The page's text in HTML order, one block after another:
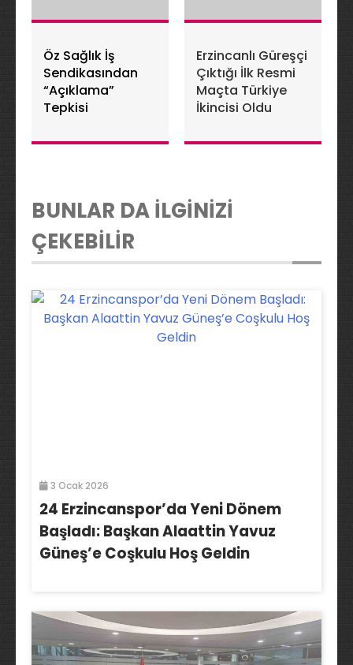
Öz Sağlık İş
Sendikasından
“Açıklama”
Tepkisi
Erzincanlı Güreşçi
Çıktığı İlk Resmi
Maçta Türkiye
İkincisi Oldu
BUNLAR DA İLGİNİZİ
ÇEKEBİLİR
3 Ocak 2026
24 Erzincanspor’da Yeni Dönem
Başladı: Başkan Alaattin Yavuz
Güneş’e Coşkulu Hoş Geldin